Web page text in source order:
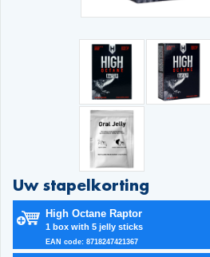
Uw stapelkorting
High Octane Raptor
1 box with 5 jelly sticks
EAN code: 8718247421367